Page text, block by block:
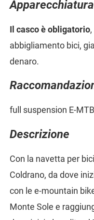
Apparecchiatura
Il casco è obligatorio
abbigliamento bici,
denaro.
full suspension E-MTB
Descrizione
Con la navetta per
Coldrano, da dove
con le e-mountain
Monte Sole e